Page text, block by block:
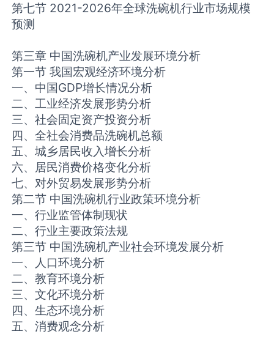
第七节 2021-2026年全球洗碗机行业市场规模
预测
第三章 中国洗碗机产业发展环境分析
第一节 我国宏观经济环境分析
一、中国GDP增长情况分析
二、工业经济发展形势分析
三、社会固定资产投资分析
四、全社会消费品洗碗机总额
五、城乡居民收入增长分析
六、居民消费价格变化分析
七、对外贸易发展形势分析
第二节 中国洗碗机行业政策环境分析
一、行业监管体制现状
二、行业主要政策法规
第三节 中国洗碗机产业社会环境发展分析
一、人口环境分析
二、教育环境分析
三、文化环境分析
四、生态环境分析
五、消费观念分析